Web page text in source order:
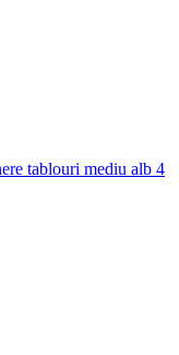
tablouri mediu alb 4